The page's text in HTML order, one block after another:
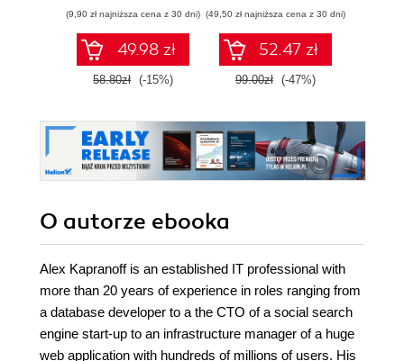
(9,90 zł najniższa cena z 30 dni)
49.98 zł
58.80zł (-15%)
tworzeniu
autonomicznych
robotów. Wydanie
II
(49,50 zł najniższa cena z 30 dni)
52.47 zł
99.00zł (-47%)
O autorze ebooka
Alex Kapranoff is an established IT professional with
more than 20 years of experience in roles ranging from
a database developer to a the CTO of a social search
engine start-up to an infrastructure manager of a huge
web application with hundreds of millions of users. His